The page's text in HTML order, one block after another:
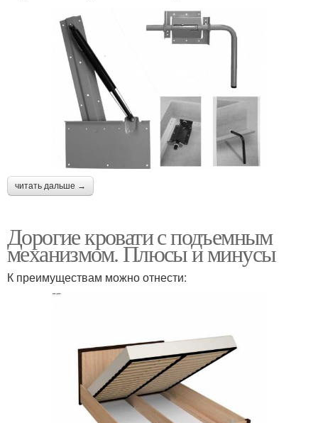
читать дальше →
Дорогие кровати с подъемным
механизмом. Плюсы и минусы
К преимуществам можно отнести: